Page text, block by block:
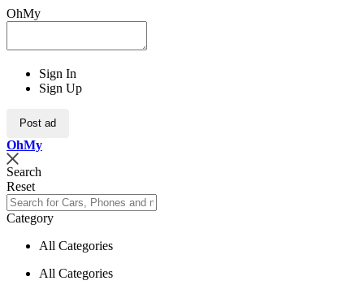
OhMy
Sign In
Sign Up
Post ad
OhMy
Search
Reset
Category
All Categories
All Categories